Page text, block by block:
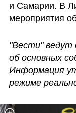
и Самарии. В
мероприятия
"Вести" ведут
об основных
Информация
режиме